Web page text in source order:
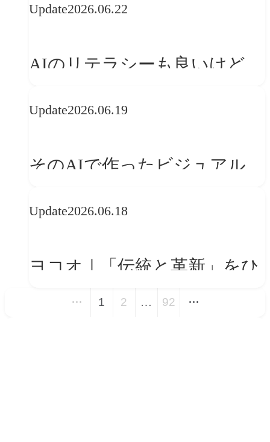
「正解」をAIが教えてくれる
Update2026.06.22
AIのリテラシーも良いけど、
は大丈夫か?【POLA春節事例
Update2026.06.19
そのAIで作ったビジュアル、
せんか？
Update2026.06.18
ヨコオ｜「伝統と革新」をひ
とつの世界観に──新VIを体
1 2 … 92